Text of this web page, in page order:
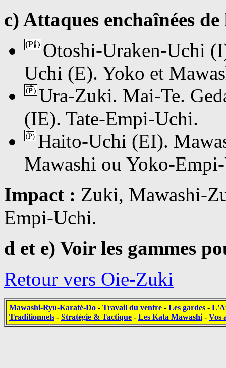
c) Attaques enchaînées
Otoshi-Uraken-Uchi
Uchi (E). Yoko et
Ura-Zuki. Mai-Te.
(IE). Tate-Empi-Uchi.
Haito-Uchi (EI).
Mawashi ou Yoko-
Impact : Zuki, Mawashi-
Empi-Uchi.
d et e) Voir les gammes
Retour vers Oie-Zuki
Mawashi-Ryu-Karaté-Do - Travail du ventre - Les gardes -
Traditionnels - Stratégie & Tactique - Les Kata Mawashi - Vos